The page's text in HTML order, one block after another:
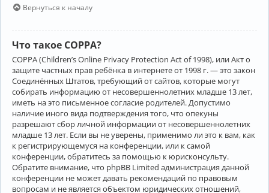
Вернуться к началу
Что такое COPPA?
COPPA (Children’s Online Privacy Protection Act of 1998), или Акт о
защите частных прав ребёнка в интернете от 1998 г. — это закон
Соединённых Штатов, требующий от сайтов, которые могут
собирать информацию от несовершеннолетних младше 13 лет,
иметь на это письменное согласие родителей. Допустимо
наличие иного вида подтверждения того, что опекуны
разрешают сбор личной информации от несовершеннолетних
младше 13 лет. Если вы не уверены, применимо ли это к вам, как
к регистрирующемуся на конференции, или к самой
конференции, обратитесь за помощью к юрисконсульту.
Обратите внимание, что phpBB Limited администрация данной
конференции не может давать рекомендаций по правовым
вопросам и не является объектом юридических отношений,